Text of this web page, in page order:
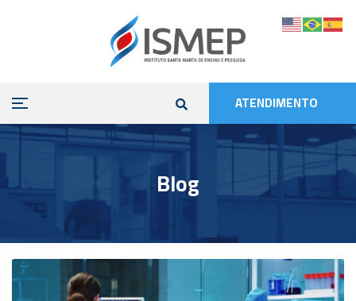
ATENDIMENTO
Blog